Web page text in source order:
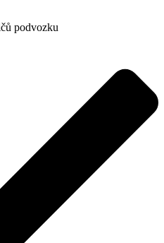
podvozku